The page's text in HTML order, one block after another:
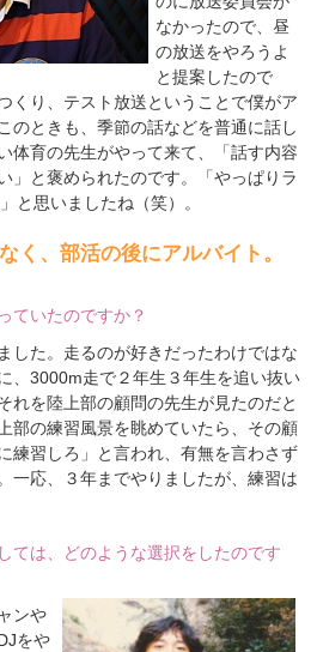
なかったので、昼
の放送をやろうよ
と提案したので
くり、テスト放送ということで僕がア
のときも、季節の話などを普通に話し
体育の先生がやって来て、「話す内容
」と褒められたのです。「やっぱりラ
と思いましたね（笑）。
く、部活の後にアルバイト。
ていたのですか？
した。走るのが好きだったわけではな
、3000m走で２年生３年生を追い抜い
れを陸上部の顧問の先生が見たのだと
部の練習風景を眺めていたら、その顧
練習しろ」と言われ、有無を言わさず
一応、３年までやりましたが、練習は
ては、どのような選択をしたのです
ンや
をや